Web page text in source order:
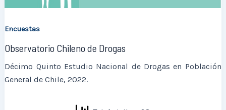
Encuestas
Observatorio Chileno de Drogas
Décimo Quinto Estudio Nacional de Drogas en Población
General de Chile, 2022.